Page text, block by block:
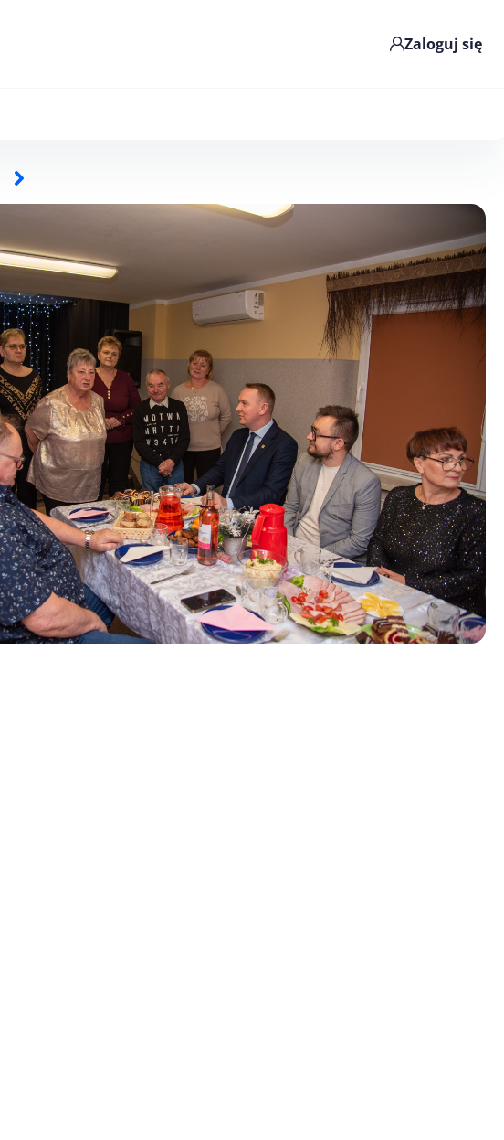
Zaloguj się